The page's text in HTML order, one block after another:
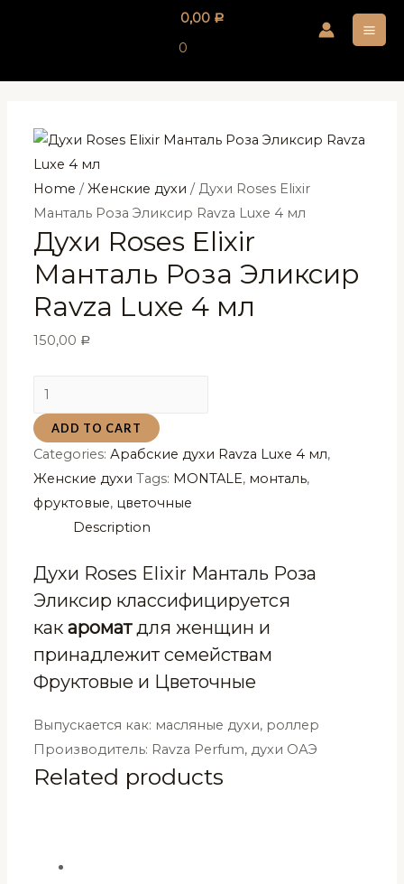
0,00 Р
0
Home /Женские духи / Духи Roses Elixir
Манталь Роза Эликсир Ravza Luxe 4 мл
Духи Roses Elixir
Манталь Роза Эликсир
Ravza Luxe 4 мл
150,00 Р
Духи
Roses
Elixir
Манталь
Роза
Эликсир
4
мл
quantity
ADD TO CART
Categories:Арабские духи Ravza Luxe 4 мл,
Женские духи Tags: MONTALE, монталь,
фруктовые, цветочные
Description
Духи Roses Elixir Манталь Роза
Эликсир классифицируется
какароматдля женщин и
принадлежит семействам
Фруктовые и Цветочные
Выпускается как: масляные духи, роллер
Производитель: Ravza Perfum, духи ОАЭ
Related products